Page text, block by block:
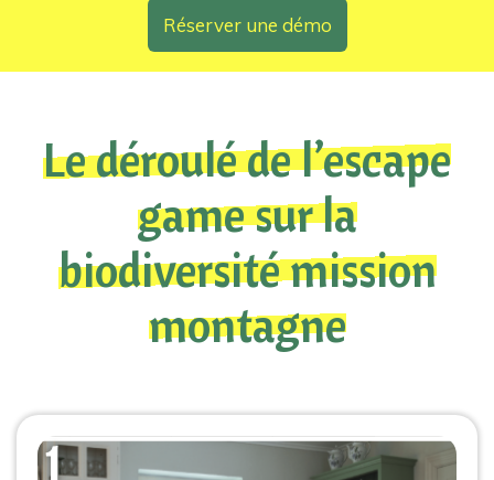
Réserver une démo
Le déroulé de l’escape
game sur la
biodiversité mission
montagne